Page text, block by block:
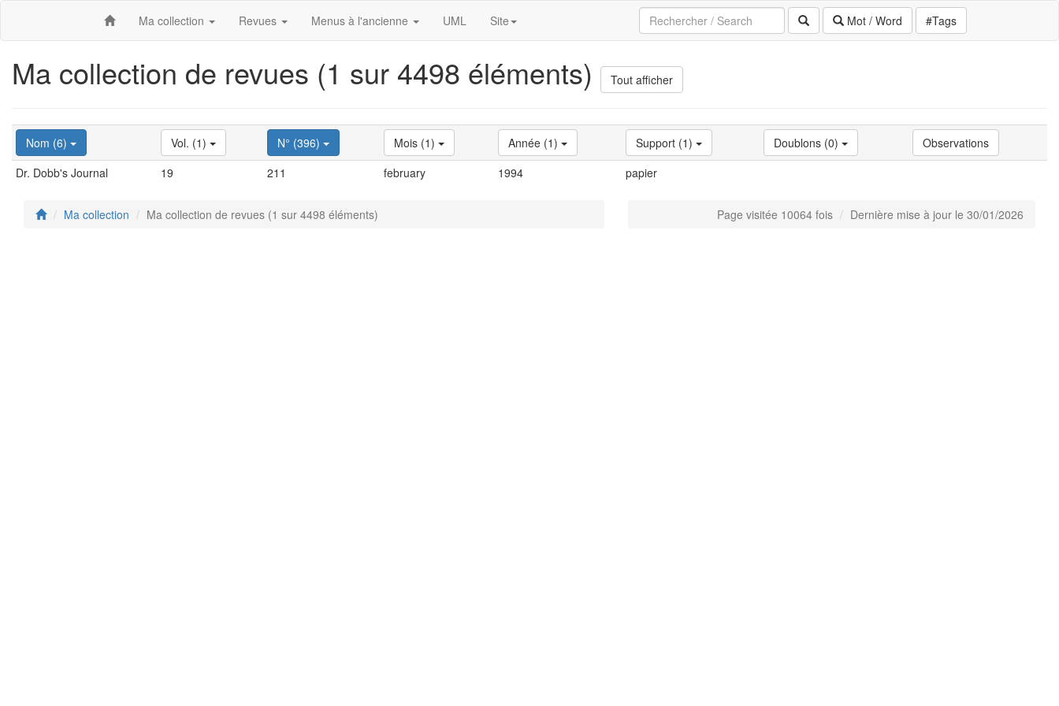
Ma collection Revues Menus à l'ancienne UML Site Mot / Word #Tags
Ma collection de revues (1 sur 4498 éléments) Tout afficher
Nom (6) Vol. (1) N° (396) Mois (1) Année (1) Support (1) Doublons (0)
Observations
Dr. Dobb's Journal
19 211 february 1994 papier
Ma collection Ma collection de revues (1 sur 4498 éléments) Page visitée 10064 fois Dernière mise à jour le 30/01/2026